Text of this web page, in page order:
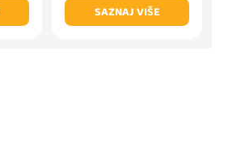
SAZNAJ VIŠE